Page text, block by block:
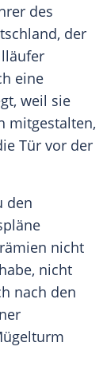
des
der
eine
weil sie
mitgestalten,
Tür vor der
den
nicht
nicht
nach den